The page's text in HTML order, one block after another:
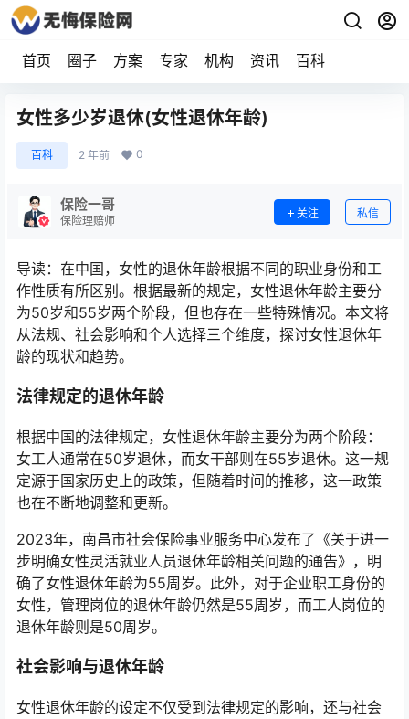
首页 圈子 方案 专家 机构 资讯 百科
女性多少岁退休(女性退休年龄)
百科 2 年前 0
保险一哥
保险理赔师
关注 私信
导读：在中国，女性的退休年龄根据不同的职业身份和工
作性质有所区别。根据最新的规定，女性退休年龄主要分
为50岁和55岁两个阶段，但也存在一些特殊情况。本文将
从法规、社会影响和个人选择三个维度，探讨女性退休年
龄的现状和趋势。
法律规定的退休年龄
根据中国的法律规定，女性退休年龄主要分为两个阶段：
女工人通常在50岁退休，而女干部则在55岁退休。这一规
定源于国家历史上的政策，但随着时间的推移，这一政策
也在不断地调整和更新。
2023年，南昌市社会保险事业服务中心发布了《关于进一
步明确女性灵活就业人员退休年龄相关问题的通告》，明
确了女性退休年龄为55周岁。此外，对于企业职工身份的
女性，管理岗位的退休年龄仍然是55周岁，而工人岗位的
退休年龄则是50周岁。
社会影响与退休年龄
女性退休年龄的设定不仅受到法律规定的影响，还与社会